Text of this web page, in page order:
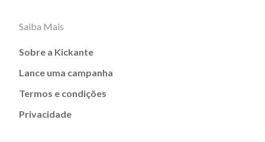
Saiba Mais
Sobre a Kickante
Lance uma campanha
Termos e condições
Privacidade